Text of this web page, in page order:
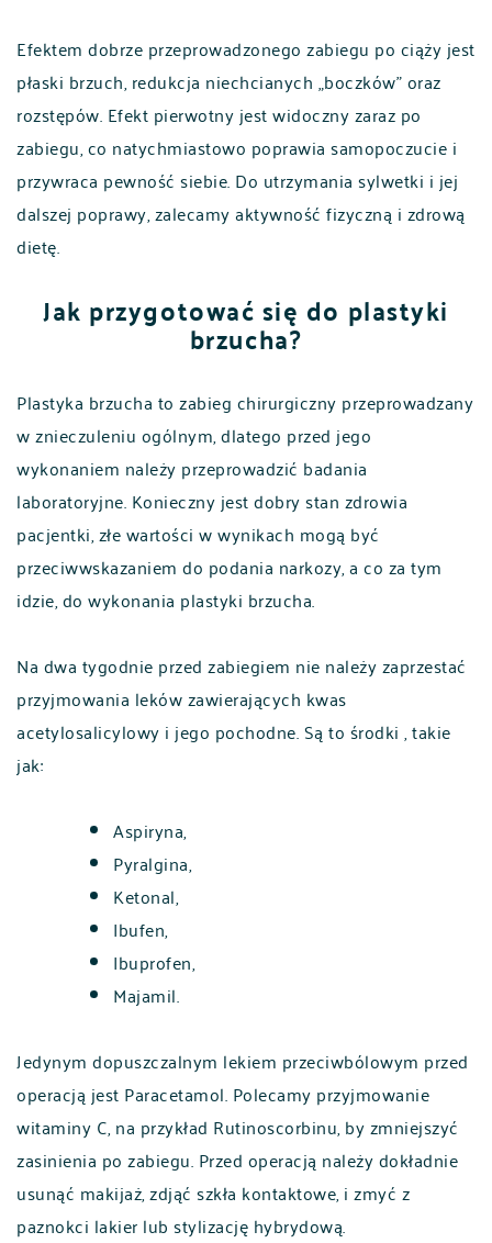
Efektem dobrze przeprowadzonego zabiegu po ciąży jest
płaski brzuch, redukcja niechcianych „boczków” oraz
rozstępów. Efekt pierwotny jest widoczny zaraz po
zabiegu, co natychmiastowo poprawia samopoczucie i
przywraca pewność siebie. Do utrzymania sylwetki i jej
dalszej poprawy, zalecamy aktywność fizyczną i zdrową
dietę.
Jak przygotować się do plastyki
brzucha?
Plastyka brzucha to zabieg chirurgiczny przeprowadzany
w znieczuleniu ogólnym, dlatego przed jego
wykonaniem należy przeprowadzić badania
laboratoryjne. Konieczny jest dobry stan zdrowia
pacjentki, złe wartości w wynikach mogą być
przeciwwskazaniem do podania narkozy, a co za tym
idzie, do wykonania plastyki brzucha.
Na dwa tygodnie przed zabiegiem nie należy zaprzestać
przyjmowania leków zawierających kwas
acetylosalicylowy i jego pochodne. Są to środki , takie
jak:
Aspiryna,
Pyralgina,
Ketonal,
Ibufen,
Ibuprofen,
Majamil.
Jedynym dopuszczalnym lekiem przeciwbólowym przed
operacją jest Paracetamol. Polecamy przyjmowanie
witaminy C, na przykład Rutinoscorbinu, by zmniejszyć
zasinienia po zabiegu. Przed operacją należy dokładnie
usunąć makijaż, zdjąć szkła kontaktowe, i zmyć z
paznokci lakier lub stylizację hybrydową.